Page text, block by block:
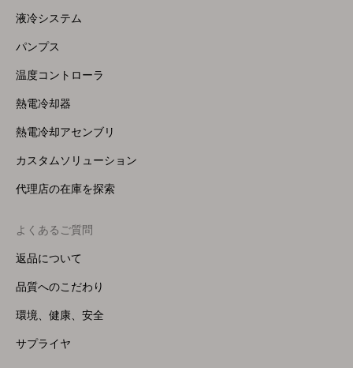
Menu
液冷システム
パンプス
温度コントローラ
熱電冷却器
熱電冷却アセンブリ
カスタムソリューション
代理店の在庫を探索
よくあるご質問
返品について
品質へのこだわり
環境、健康、安全
サプライヤ